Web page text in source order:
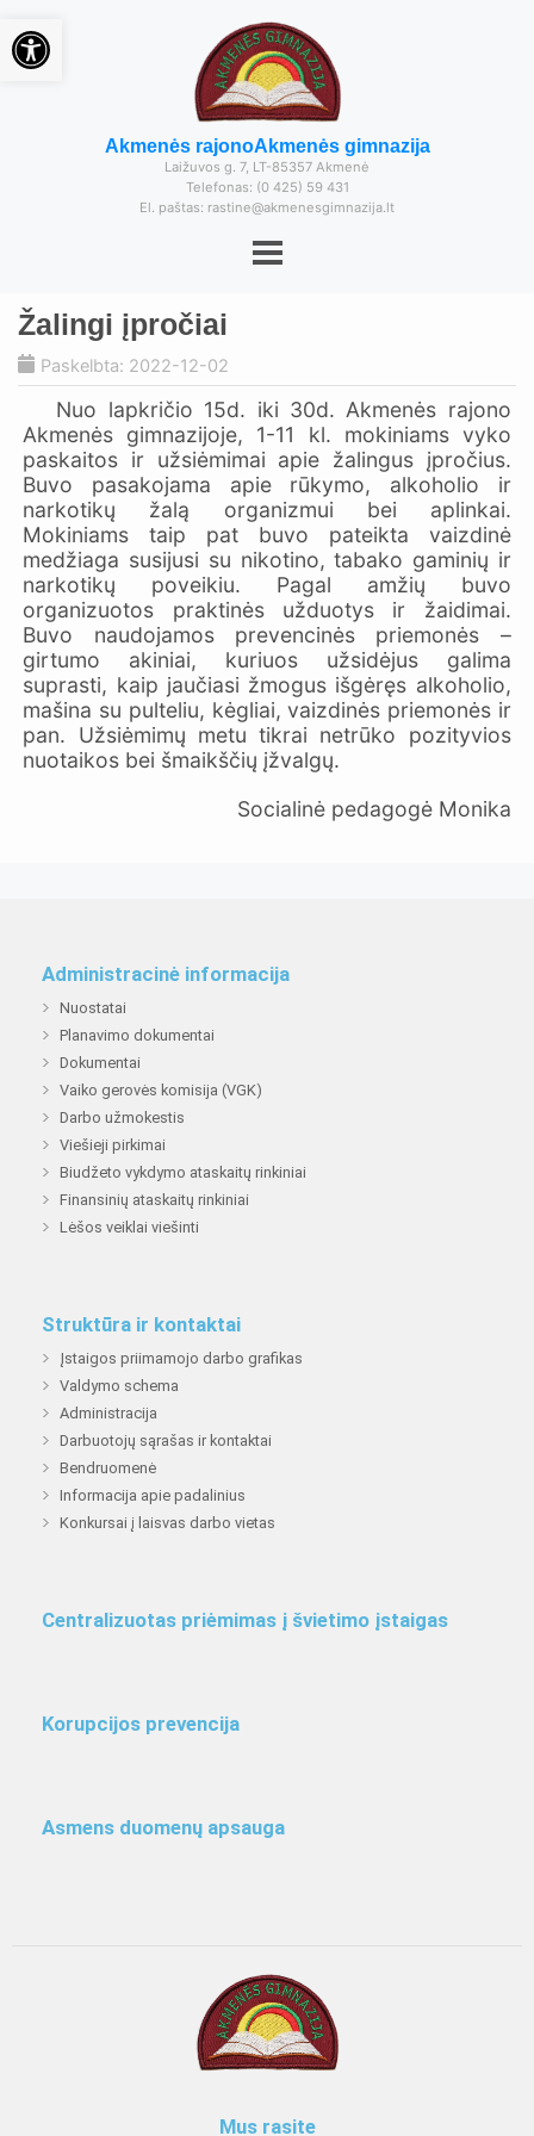
Akmenės rajonoAkmenės gimnazija
Laižuvos g. 7, LT-85357 Akmenė
Telefonas: (0 425) 59 431
El. paštas: rastine@akmenesgimnazija.lt
Žalingi įpročiai
Paskelbta: 2022-12-02
Nuo lapkričio 15d. iki 30d. Akmenės rajono
Akmenės gimnazijoje, 1-11 kl. mokiniams vyko
paskaitos ir užsiėmimai apie žalingus įpročius.
Buvo pasakojama apie rūkymo, alkoholio ir
narkotikų žalą organizmui bei aplinkai.
Mokiniams taip pat buvo pateikta vaizdinė
medžiaga susijusi su nikotino, tabako gaminių ir
narkotikų poveikiu. Pagal amžių buvo
organizuotos praktinės užduotys ir žaidimai.
Buvo naudojamos prevencinės priemonės –
girtumo akiniai, kuriuos užsidėjus galima
suprasti, kaip jaučiasi žmogus išgėręs alkoholio,
mašina su pulteliu, kėgliai, vaizdinės priemonės ir
pan. Užsiėmimų metu tikrai netrūko pozityvios
nuotaikos bei šmaikščių įžvalgų.
Socialinė pedagogė Monika
Administracinė informacija
Nuostatai
Planavimo dokumentai
Dokumentai
Vaiko gerovės komisija (VGK)
Darbo užmokestis
Viešieji pirkimai
Biudžeto vykdymo ataskaitų rinkiniai
Finansinių ataskaitų rinkiniai
Lėšos veiklai viešinti
Struktūra ir kontaktai
Įstaigos priimamojo darbo grafikas
Valdymo schema
Administracija
Darbuotojų sąrašas ir kontaktai
Bendruomenė
Informacija apie padalinius
Konkursai į laisvas darbo vietas
Centralizuotas priėmimas į švietimo įstaigas
Korupcijos prevencija
Asmens duomenų apsauga
Mus rasite
Open toolbar